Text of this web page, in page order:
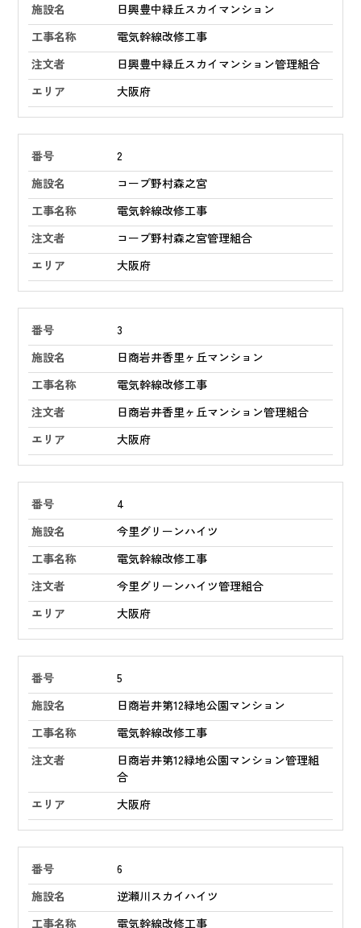
日興豊中緑丘スカイマンション
電気幹線改修工事
日興豊中緑丘スカイマンション管理組合
大阪府
2
コープ野村森之宮
電気幹線改修工事
コープ野村森之宮管理組合
大阪府
3
日商岩井香里ヶ丘マンション
電気幹線改修工事
日商岩井香里ヶ丘マンション管理組合
大阪府
4
今里グリーンハイツ
電気幹線改修工事
今里グリーンハイツ管理組合
大阪府
5
日商岩井第12緑地公園マンション
電気幹線改修工事
日商岩井第12緑地公園マンション管理組
合
大阪府
6
逆瀬川スカイハイツ
電気幹線改修工事